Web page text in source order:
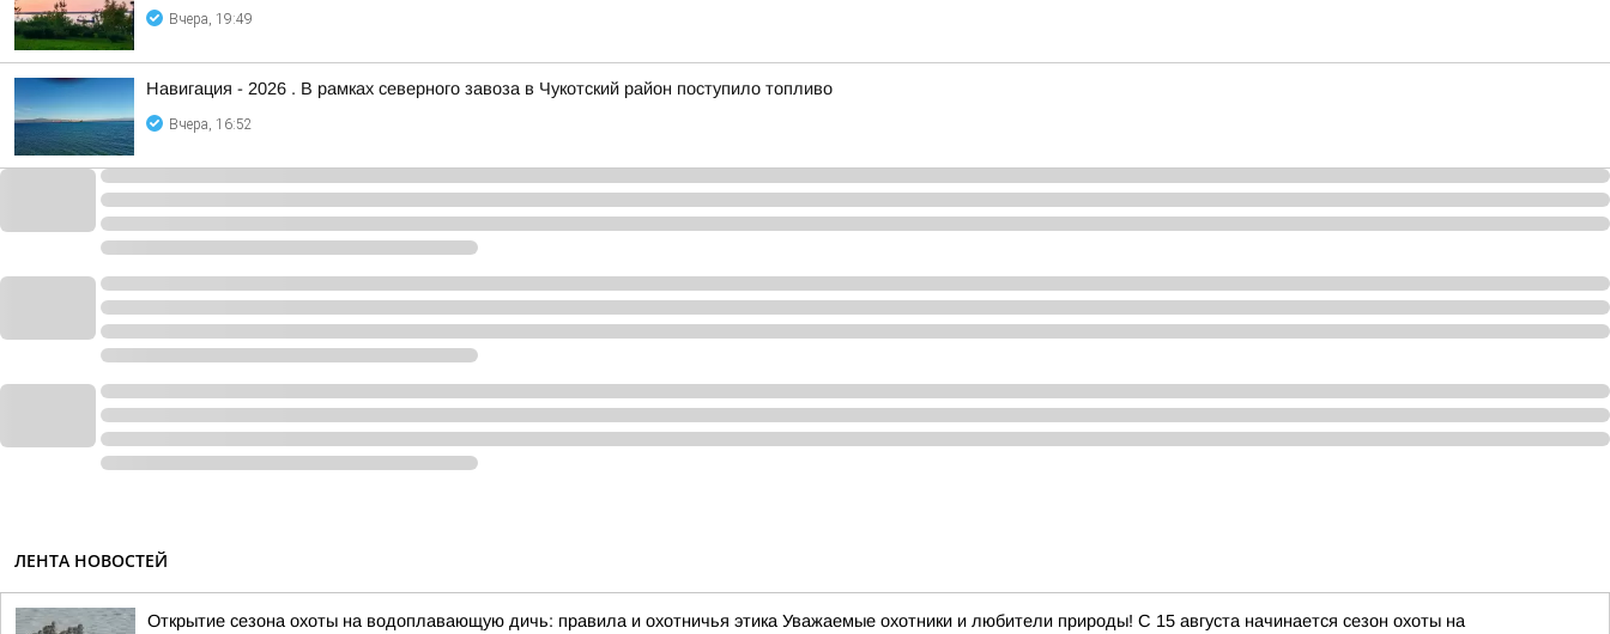
Вчера, 19:49
Навигация - 2026 . В рамках северного завоза в Чукотский район поступило топливо
Вчера, 16:52
ЛЕНТА НОВОСТЕЙ
Открытие сезона охоты на водоплавающую дичь: правила и охотничья этика Уважаемые охотники и любители природы! С 15 августа начинается сезон охоты на